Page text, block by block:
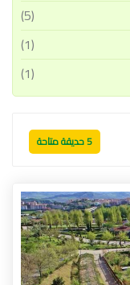
(5)
(1)
(1)
5 حديقة متاحة